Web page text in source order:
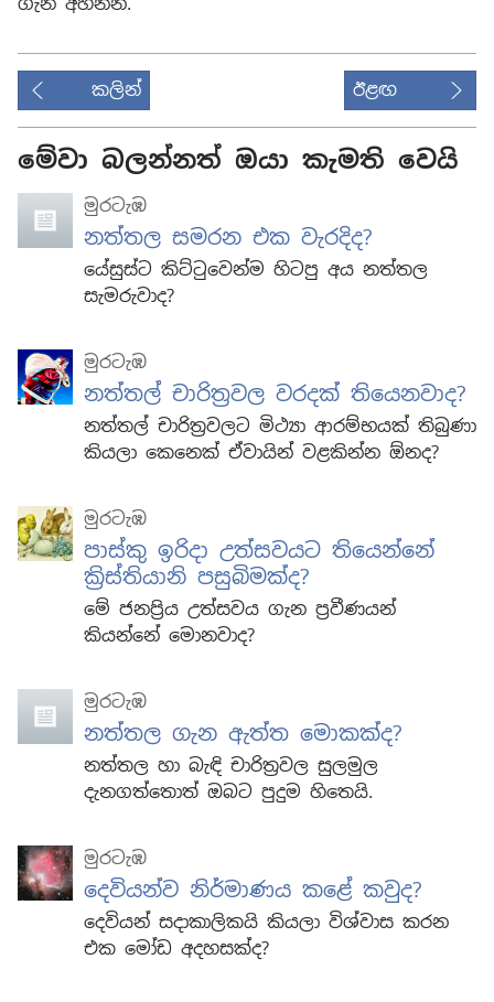
කලින් ඊළඟ
මේවා බලන්නත් ඔයා කැමති වෙයි
මුරටැඹ
නත්තල සමරන එක වැරදිද?
යේසුස්ට කිට්ටුවෙන්ම හිටපු අය නත්තල
සැමරුවාද?
මුරටැඹ
නත්තල් චාරිත්‍රවල වරදක් තියෙනවාද?
නත්තල් චාරිත්‍රවලට මිථ්‍යා ආරම්භයක් තිබුණා
කියලා කෙනෙක් ඒවායින් වළකින්න ඕනද?
මුරටැඹ
පාස්කු ඉරිදා උත්සවයට තියෙන්නේ
ක්‍රිස්තියානි පසුබිමක්ද?
මේ ජනප්‍රිය උත්සවය ගැන ප්‍රවීණයන්
කියන්නේ මොනවාද?
මුරටැඹ
නත්තල ගැන ඇත්ත මොකක්ද?
නත්තල හා බැඳි චාරිත්‍රවල සුලමුල
දැනගත්තොත් ඔබට පුදුම හිතෙයි.
මුරටැඹ
දෙවියන්ව නිර්මාණය කළේ කවුද?
දෙවියන් සදාකාලිකයි කියලා විශ්වාස කරන
එක මෝඩ අදහසක්ද?